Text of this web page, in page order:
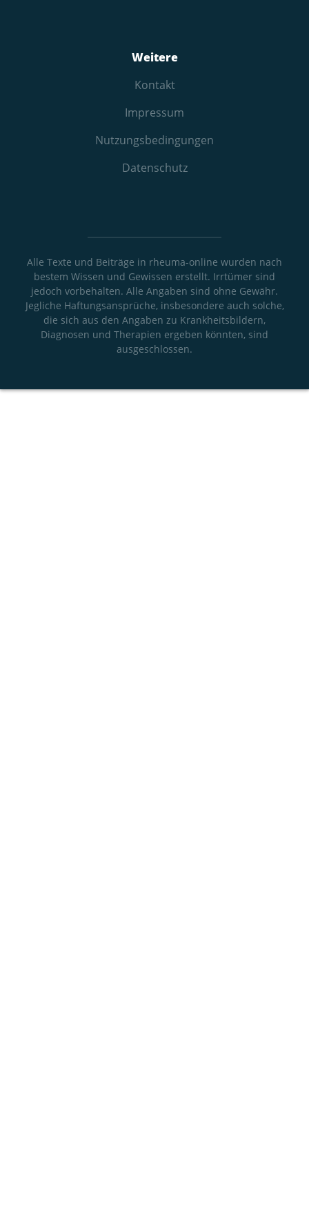
Weitere
Kontakt
Impressum
Nutzungs­bedingungen
Datenschutz
Alle Texte und Beiträge in rheuma-online wurden nach
bestem Wissen und Gewissen erstellt. Irrtümer sind
jedoch vorbehalten. Alle Angaben sind ohne Gewähr.
Jegliche Haftungsansprüche, insbesondere auch solche,
die sich aus den Angaben zu Krankheitsbildern,
Diagnosen und Therapien ergeben könnten, sind
ausgeschlossen.